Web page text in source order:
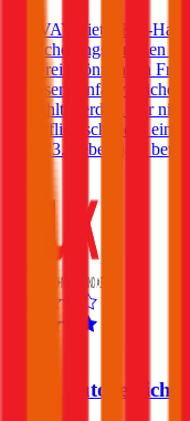
Die VAV bietet Kfz-
Versicherungssummen
Aufpreis können ein
Insassen-
gewählt werden. Für
Haftpflichtschadens ein
dem 23. Lebensjahr
Muki